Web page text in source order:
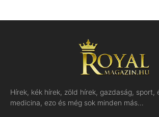
Hírek, kék hírek, zöld hírek, gazdaság, sport,
medicina, ezo és még sok minden más…